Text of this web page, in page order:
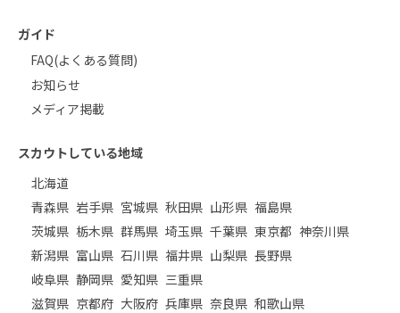
ガイド
FAQ(よくある質問)
お知らせ
メディア掲載
スカウトしている地域
北海道
青森県 岩手県 宮城県 秋田県 山形県 福島県
茨城県 栃木県 群馬県 埼玉県 千葉県 東京都 神奈川県
新潟県 富山県 石川県 福井県 山梨県 長野県
岐阜県 静岡県 愛知県 三重県
滋賀県 京都府 大阪府 兵庫県 奈良県 和歌山県